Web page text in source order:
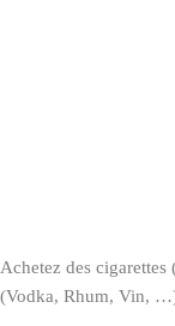
Achetez des
(Vodka, Rhum, Vin,